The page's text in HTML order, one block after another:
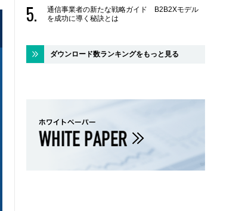
通信事業者の新たな戦略ガイド B2B2Xモデル
を成功に導く秘訣とは
ダウンロード数ランキングをもっと見る